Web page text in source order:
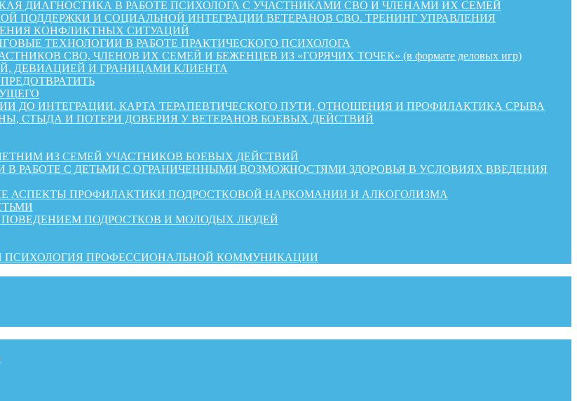
ДИАГНОСТИКА В РАБОТЕ ПСИХОЛОГА С УЧАСТНИКАМИ СВО И ЧЛЕНАМИ ИХ СЕМЕЙ
ПОДДЕРЖКИ И СОЦИАЛЬНОЙ ИНТЕГРАЦИИ ВЕТЕРАНОВ СВО. ТРЕНИНГ УПРАВЛЕНИЯ
КОНФЛИКТНЫХ СИТУАЦИЙ
ТЕХНОЛОГИИ В РАБОТЕ ПРАКТИЧЕСКОГО ПСИХОЛОГА
СВО, ЧЛЕНОВ ИХ СЕМЕЙ И БЕЖЕНЦЕВ ИЗ «ГОРЯЧИХ ТОЧЕК» (в формате деловых игр)
ДЕВИАЦИЕЙ И ГРАНИЦАМИ КЛИЕНТА
ДО ИНТЕГРАЦИИ. КАРТА ТЕРАПЕВТИЧЕСКОГО ПУТИ, ОТНОШЕНИЯ И ПРОФИЛАКТИКА СРЫВА
СТЫДА И ПОТЕРИ ДОВЕРИЯ У ВЕТЕРАНОВ БОЕВЫХ ДЕЙСТВИЙ
ИЗ СЕМЕЙ УЧАСТНИКОВ БОЕВЫХ ДЕЙСТВИЙ
РАБОТЕ С ДЕТЬМИ С ОГРАНИЧЕННЫМИ ВОЗМОЖНОСТЯМИ ЗДОРОВЬЯ В УСЛОВИЯХ ВВЕДЕНИЯ
АСПЕКТЫ ПРОФИЛАКТИКИ ПОДРОСТКОВОЙ НАРКОМАНИИ И АЛКОГОЛИЗМА
ПОДРОСТКОВ И МОЛОДЫХ ЛЮДЕЙ
ПСИХОЛОГИЯ ПРОФЕССИОНАЛЬНОЙ КОММУНИКАЦИИ